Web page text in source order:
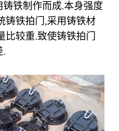
铁制作而成.本身强度
铸铁拍门,采用铸铁材
较重.致使铸铁拍门
.